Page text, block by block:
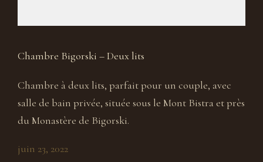
Chambre Bigorski – Deux lits
Chambre à deux lits, parfait pour un couple, avec
salle de bain privée, située sous le Mont Bistra et près
du Monastère de Bigorski.
juin 23, 2022